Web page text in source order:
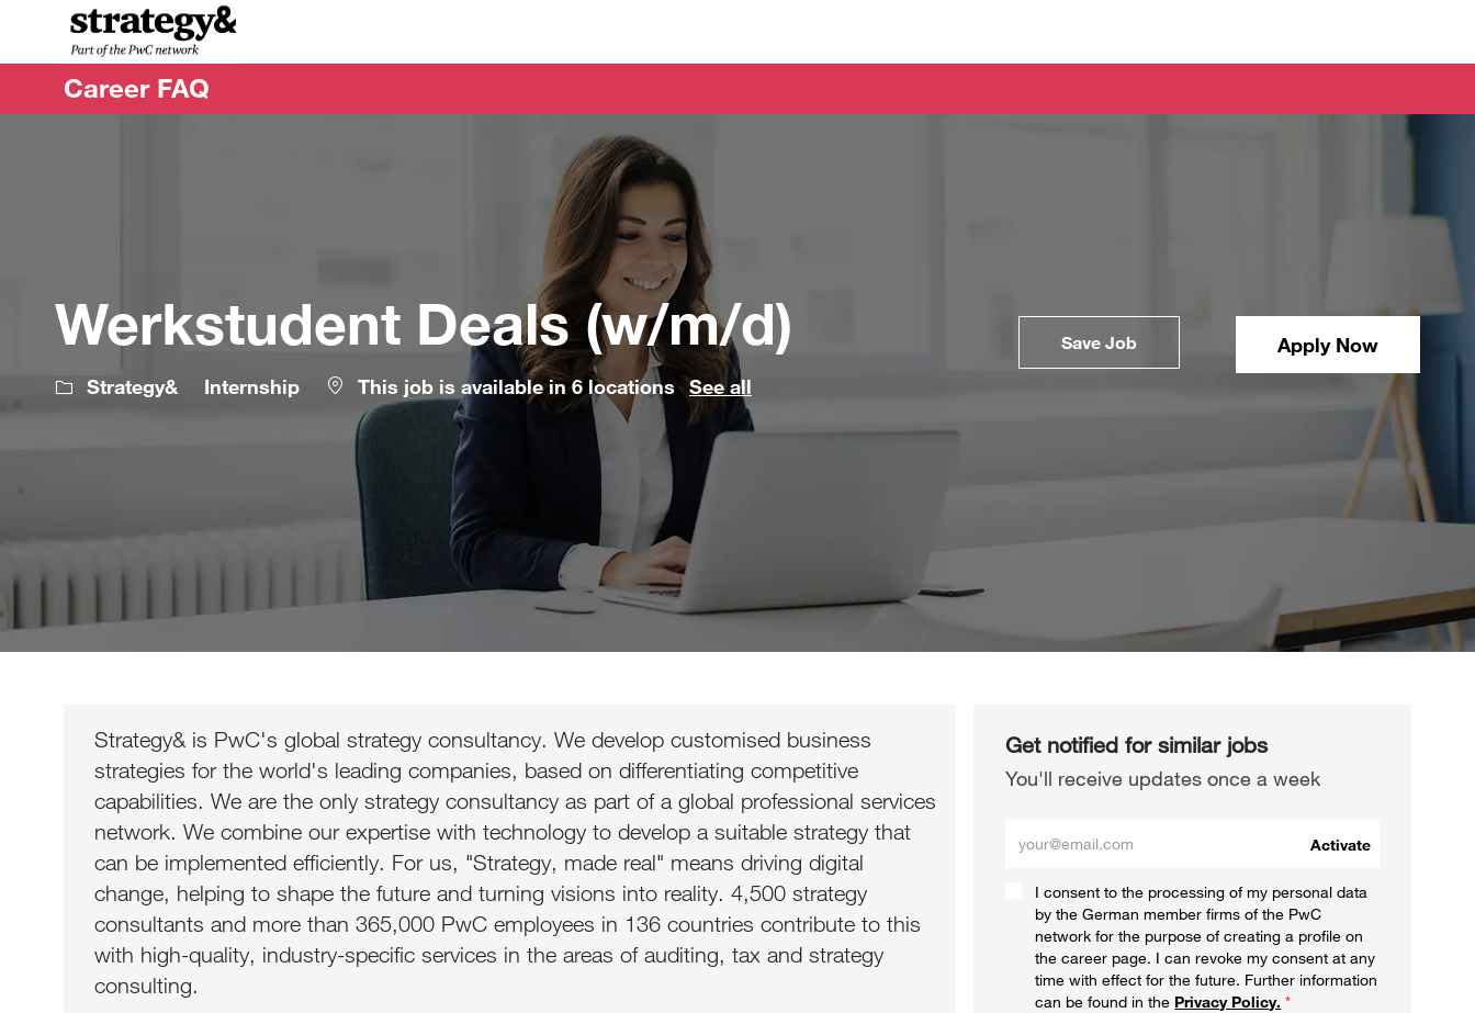
Career FAQ
Werkstudent Deals (w/m/d)
Strategy& Internship This job is available in 6 locations See all
Save Job Apply Now
Strategy& is PwC's global strategy consultancy. We develop customised business
strategies for the world's leading companies, based on differentiating competitive
capabilities. We are the only strategy consultancy as part of a global professional services
network. We combine our expertise with technology to develop a suitable strategy that
can be implemented efficiently. For us, "Strategy, made real" means driving digital
change, helping to shape the future and turning visions into reality. 4,500 strategy
consultants and more than 365,000 PwC employees in 136 countries contribute to this
with high-quality, industry-specific services in the areas of auditing, tax and strategy
consulting.
Get notified for similar jobs
You'll receive updates once a week
I consent to the processing of my personal data
by the German member firms of the PwC
network for the purpose of creating a profile on
the career page. I can revoke my consent at any
time with effect for the future. Further information
can be found in the Privacy Policy. *
Activate